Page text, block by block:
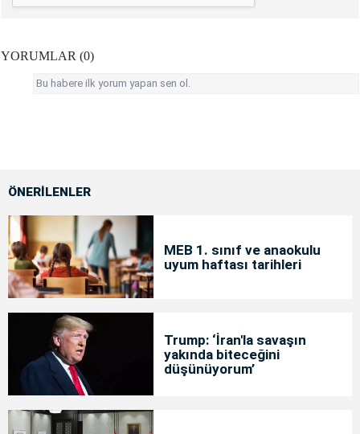
YORUMLAR (0)
Bu habere ilk yorum yapan sen ol.
ÖNERİLENLER
MEB 1. sınıf ve anaokulu
uyum haftası tarihleri
Trump: ‘İran'la savaşın
yakında biteceğini
düşünüyorum’